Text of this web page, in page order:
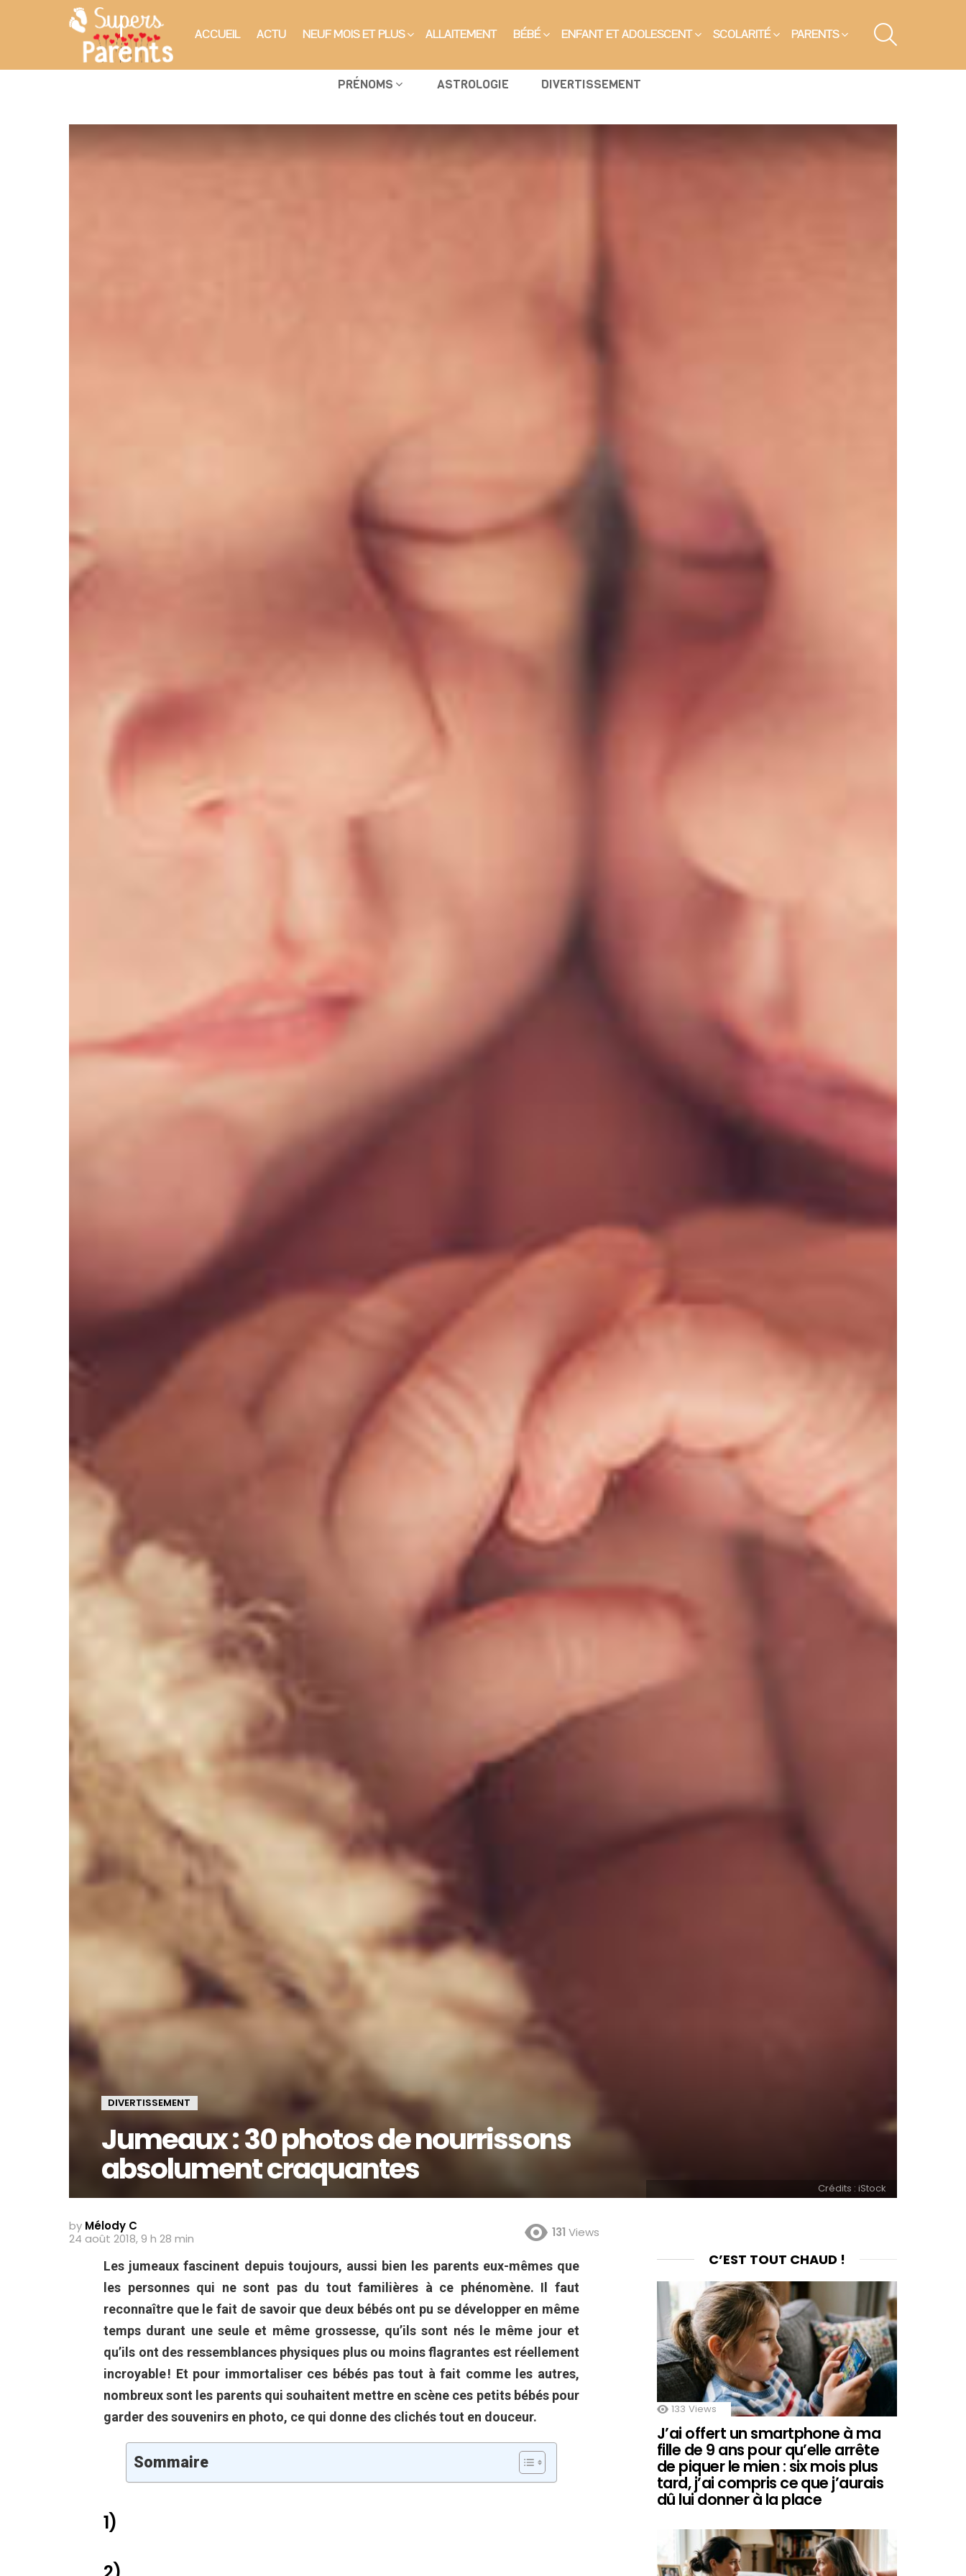
ACCUEIL ACTU NEUF MOIS ET PLUS ALLAITEMENT BÉBÉ ENFANT ET ADOLESCENT SCOLARITÉ PARENTS
PRÉNOMS ASTROLOGIE DIVERTISSEMENT
DIVERTISSEMENT
Jumeaux : 30 photos de nourrissons
absolument craquantes
Crédits : iStock
by Mélody C
24 août 2018, 9 h 28 min
131 Views
Les jumeaux fascinent depuis toujours, aussi bien les parents eux-mêmes que
les personnes qui ne sont pas du tout familières à ce phénomène. Il faut
reconnaître que le fait de savoir que deux bébés ont pu se développer en même
temps durant une seule et même grossesse, qu’ils sont nés le même jour et
qu’ils ont des ressemblances physiques plus ou moins flagrantes est réellement
incroyable ! Et pour immortaliser ces bébés pas tout à fait comme les autres,
nombreux sont les parents qui souhaitent mettre en scène ces petits bébés pour
garder des souvenirs en photo, ce qui donne des clichés tout en douceur.
Sommaire
1)
C’EST TOUT CHAUD !
133 Views
J’ai offert un smartphone à ma
fille de 9 ans pour qu’elle arrête
de piquer le mien : six mois plus
tard, j’ai compris ce que j’aurais
dû lui donner à la place